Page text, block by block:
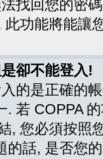
找回您的密
此功能將能讓
卻不能登入!
的是正確的
. 若 COPPA
, 您必須按照
的話, 是否您